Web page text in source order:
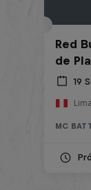
Red
de
19
MC